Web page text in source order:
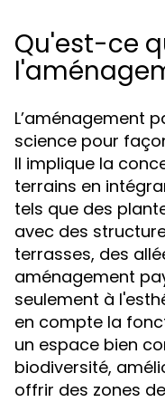
Qu'est-ce
L’aménagement
science pour
Il implique la
terrains en
tels que des
avec des
terrasses, des
aménagement
seulement à
en compte la
un espace bien
biodiversité,
offrir des zones